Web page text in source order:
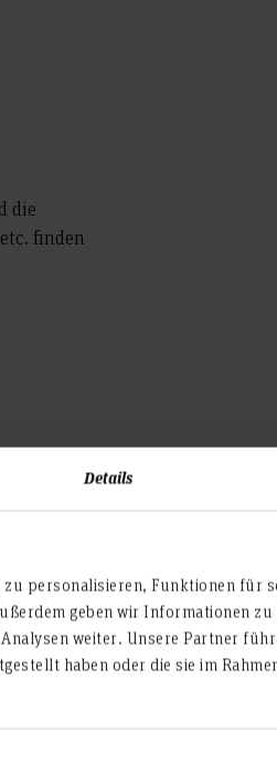
Details
personalisieren, Funktionen für
geben wir Informationen
weiter. Unsere Partner
haben oder die sie im
die
finden
Das
Hannover.